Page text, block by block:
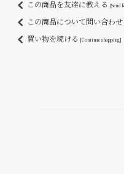
この商品を友達に教える [Send
この商品について問い合わせ
買い物を続ける [Continue shopping]